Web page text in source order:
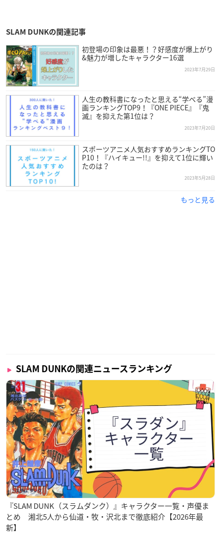
SLAM DUNKの関連記事
初登場の印象は最悪！？好感度が爆上がり
&魅力が増したキャラクター16選
2023年7月29日
人生の教科書になったと思える“学べる”漫
画ランキングTOP9！『ONE PIECE』『鬼
滅』を抑えた第1位は？
2023年7月20日
スポーツアニメ人気おすすめランキングTO
P10！『ハイキュー!!』を抑えて1位に輝い
たのは？
2023年5月28日
もっと見る
SLAM DUNKの関連ニュースランキング
『SLAM DUNK（スラムダンク）』キャラクター一覧・声優ま
とめ 湘北5人から仙道・牧・沢北まで徹底紹介【2026年最
新】